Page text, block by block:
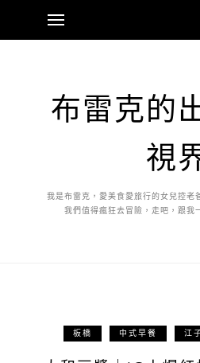
布雷克的
視
我是布雷克，愛美食愛旅行的女兒控老
我們值得瘋狂去冒險，走吧，跟我
板橋 中式早餐 江